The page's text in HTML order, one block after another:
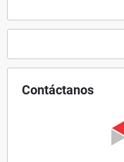
Contáctanos